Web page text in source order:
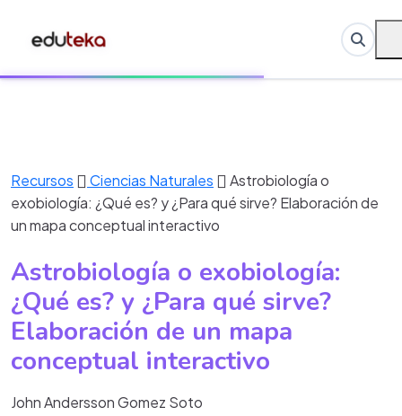
Recursos Ciencias Naturales
Astrobiología o
exobiología: ¿Qué es? y ¿Para qué sirve? Elaboración de
un mapa conceptual interactivo
Astrobiología o exobiología:
¿Qué es? y ¿Para qué sirve?
Elaboración de un mapa
conceptual interactivo
John Andersson Gomez Soto